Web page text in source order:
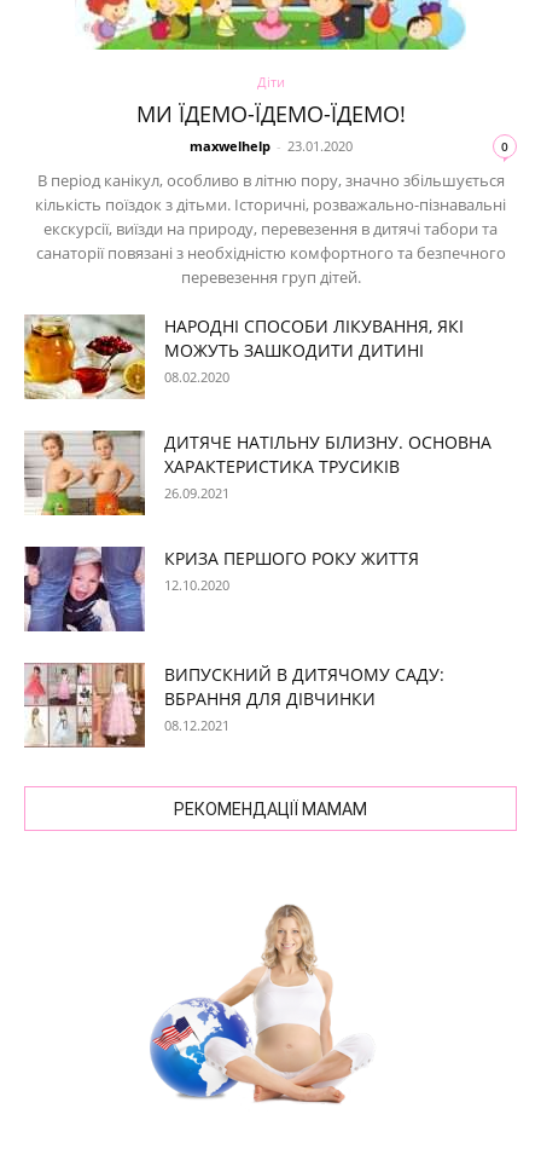
Діти
МИ ЇДЕМО-ЇДЕМО-ЇДЕМО!
maxwelhelp - 23.01.2020 0
В період канікул, особливо в літню пору, значно збільшується
кількість поїздок з дітьми. Історичні, розважально-пізнавальні
екскурсії, виїзди на природу, перевезення в дитячі табори та
санаторії повязані з необхідністю комфортного та безпечного
перевезення груп дітей.
НАРОДНІ СПОСОБИ ЛІКУВАННЯ, ЯКІ
МОЖУТЬ ЗАШКОДИТИ ДИТИНІ
08.02.2020
ДИТЯЧЕ НАТІЛЬНУ БІЛИЗНУ. ОСНОВНА
ХАРАКТЕРИСТИКА ТРУСИКІВ
26.09.2021
КРИЗА ПЕРШОГО РОКУ ЖИТТЯ
12.10.2020
ВИПУСКНИЙ В ДИТЯЧОМУ САДУ:
ВБРАННЯ ДЛЯ ДІВЧИНКИ
08.12.2021
РЕКОМЕНДАЦІЇ МАМАМ